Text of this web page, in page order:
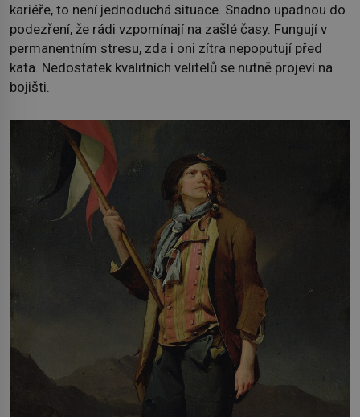
kariéře, to není jednoduchá situace. Snadno upadnou do
podezření, že rádi vzpomínají na zašlé časy. Fungují v
permanentním stresu, zda i oni zítra nepoputují před
kata. Nedostatek kvalitních velitelů se nutně projeví na
bojišti.